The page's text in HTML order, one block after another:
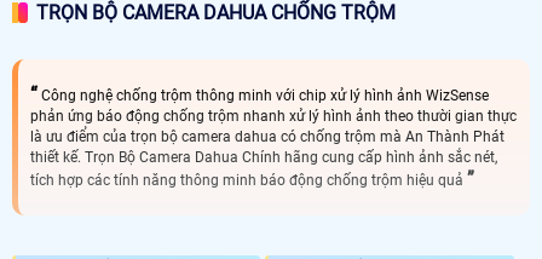
TRỌN BỘ CAMERA DAHUA CHỐNG TRỘM
Công nghệ chống trộm thông minh với chip xử lý hình ảnh WizSense
phản ứng báo động chống trộm nhanh xử lý hình ảnh theo thười gian thực
là ưu điểm của trọn bộ camera dahua có chống trộm mà An Thành Phát
thiết kế. Trọn Bộ Camera Dahua Chính hãng cung cấp hình ảnh sắc nét,
tích hợp các tính năng thông minh báo động chống trộm hiệu quả